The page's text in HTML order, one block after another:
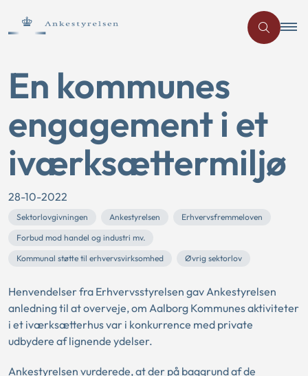
En kommunes
engagement i et
iværksættermiljø
28-10-2022
Sektorlovgivningen Ankestyrelsen
Erhvervsfremmeloven
Forbud mod handel og industri mv.
Kommunal støtte til erhvervsvirksomhed
Øvrig sektorlov
Henvendelser fra Erhvervsstyrelsen gav Ankestyrelsen
anledning til at overveje, om Aalborg Kommunes aktiviteter
i et iværksætterhus var i konkurrence med private
udbydere af lignende ydelser.
Ankestyrelsen vurderede, at der på baggrund af de